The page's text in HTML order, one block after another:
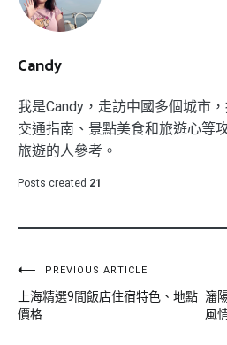
Candy
我是Candy，走訪中國多個城市
交通指南、景點美食和旅遊心等
旅遊的人參考。
Posts created 21
文
章
PREVIOUS ARTICLE
上海精選9間飯店住宿特色、地點
價格
瀋
風